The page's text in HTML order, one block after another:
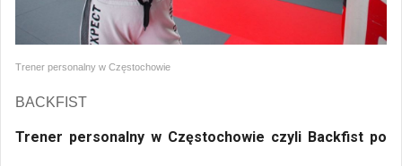
Trener personalny w Częstochowie
BACKFIST
Trener personalny w Częstochowie czyli Backfist po